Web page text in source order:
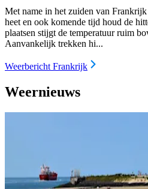
Met name in het zuiden van
heet en ook komende tijd houd de
plaatsen stijgt de temperatuur ruim
Aanvankelijk trekken hi...
Weerbericht Frankrijk
Weernieuws